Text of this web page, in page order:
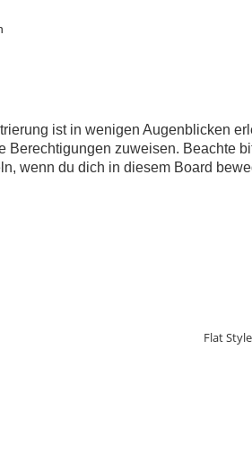
ist in wenigen Augenblicken
zuweisen. Beachte
wenn du dich in diesem Board
Flat